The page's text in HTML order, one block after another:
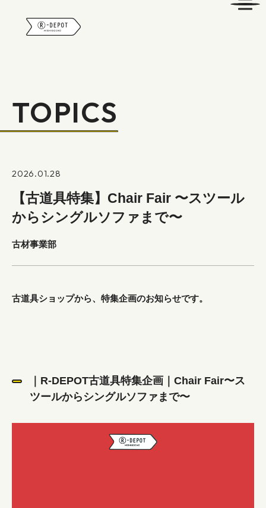
TOPICS
2026.01.28
【古道具特集】Chair Fair 〜スツール
からシングルソファまで〜
古材事業部
古道具ショップから、特集企画のお知らせです。
｜R-DEPOT古道具特集企画｜Chair Fair〜ス
ツールからシングルソファまで〜